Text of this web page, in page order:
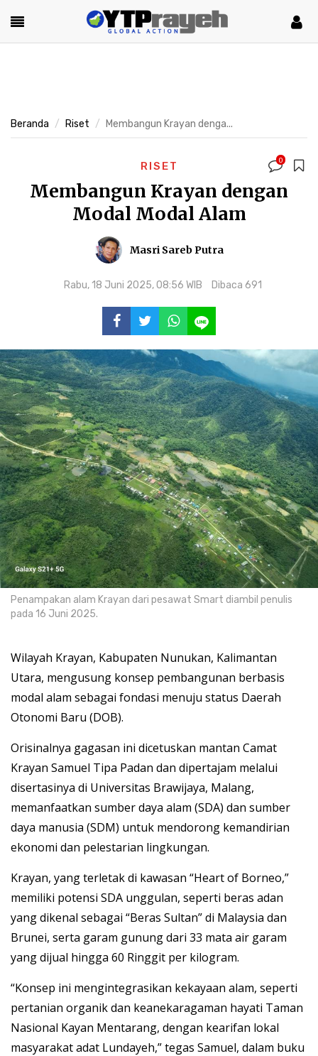
Beranda Riset Membangun Krayan denga...
RISET 0
Membangun Krayan dengan
Modal Modal Alam
Masri Sareb Putra
Rabu, 18 Juni 2025, 08:56 WIB Dibaca 691
Penampakan alam Krayan dari pesawat Smart diambil penulis
pada 16 Juni 2025.
Wilayah Krayan, Kabupaten Nunukan, Kalimantan
Utara, mengusung konsep pembangunan berbasis
modal alam sebagai fondasi menuju status Daerah
Otonomi Baru (DOB).
Orisinalnya gagasan ini dicetuskan mantan Camat
Krayan Samuel Tipa Padan dan dipertajam melalui
disertasinya di Universitas Brawijaya, Malang,
memanfaatkan sumber daya alam (SDA) dan sumber
daya manusia (SDM) untuk mendorong kemandirian
ekonomi dan pelestarian lingkungan.
Krayan, yang terletak di kawasan “Heart of Borneo,”
memiliki potensi SDA unggulan, seperti beras adan
yang dikenal sebagai “Beras Sultan” di Malaysia dan
Brunei, serta garam gunung dari 33 mata air garam
yang dijual hingga 60 Ringgit per kilogram.
“Konsep ini mengintegrasikan kekayaan alam, seperti
pertanian organik dan keanekaragaman hayati Taman
Nasional Kayan Mentarang, dengan kearifan lokal
masyarakat adat Lundayeh,” tegas Samuel, dalam buku